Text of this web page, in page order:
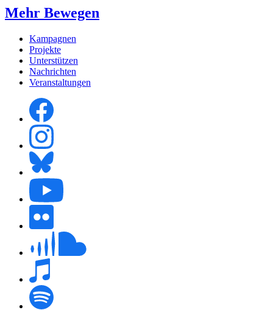
Mehr Bewegen
Kampagnen
Projekte
Unterstützen
Nachrichten
Veranstaltungen